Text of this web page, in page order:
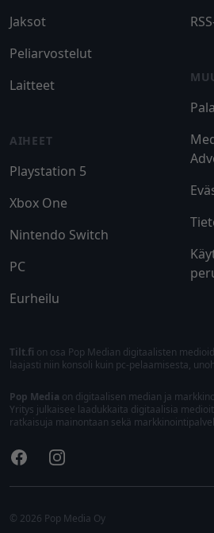
Jaksot
Peliarvostelut
Laitteet
AIHEET
Playstation 5
Xbox One
Nintendo Switch
PC
Eurheilu
Tilt.fi on osa Pop Median digitaalisten
laajasti niin konsoli kuin pc-pelaamisesta,
Pop Media on digitaalisen median ja
Yritys julkaisee laadukkaita digitaalisia
ratkaisuja mainontaan sekä
FacebookInstagram
© 2026 Pop Media Oy